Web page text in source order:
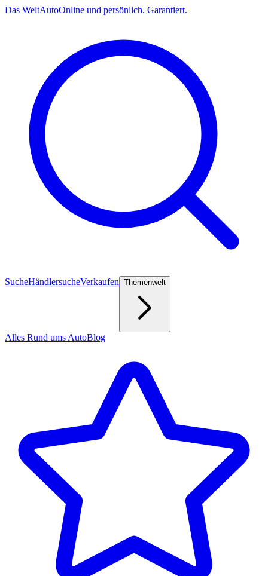
Das WeltAutoOnline und persönlich. Garantiert.
SucheHändlersucheVerkaufen Themenwelt
Alles Rund ums AutoBlog